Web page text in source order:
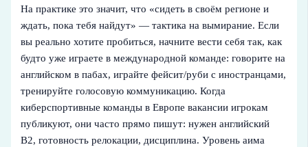
На практике это значит, что «сидеть в своём регионе и
ждать, пока тебя найдут» — тактика на вымирание. Если
вы реально хотите пробиться, начните вести себя так, как
будто уже играете в международной команде: говорите на
английском в пабах, играйте фейсит/руби с иностранцами,
тренируйте голосовую коммуникацию. Когда
киберспортивные команды в Европе вакансии игрокам
публикуют, они часто прямо пишут: нужен английский
B2, готовность релокации, дисциплина. Уровень аима